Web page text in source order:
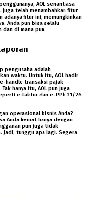
AOL senantiasa
juga telah menambahkan fitur
adanya fitur ini, memungkinkan
Anda pun bisa selalu
dan di mana pun.
pengusaha adalah
waktu. Untuk itu, AOL hadir
handle transaksi pajak
hanya itu, AOL pun juga
e-Faktur dan e-PPh 21/26.
operasional bisnis Anda?
Anda hemat hanya dengan
pun juga tidak
Jadi, tunggu apa lagi. Segera